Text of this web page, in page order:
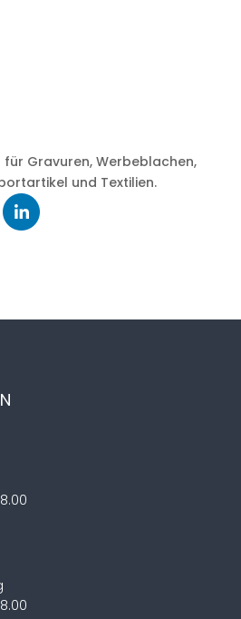
für Gravuren, Werbeblachen,
und Textilien.